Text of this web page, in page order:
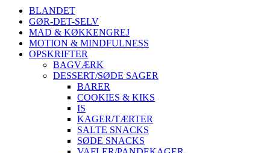
BLANDET
GØR-DET-SELV
MAD & KØKKENGREJ
MOTION & MINDFULNESS
OPSKRIFTER
BAGVÆRK
DESSERT/SØDE SAGER
BARER
COOKIES & KIKS
IS
KAGER/TÆRTER
SALTE SNACKS
SØDE SNACKS